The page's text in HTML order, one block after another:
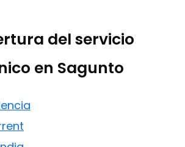
del servicio
en Sagunto